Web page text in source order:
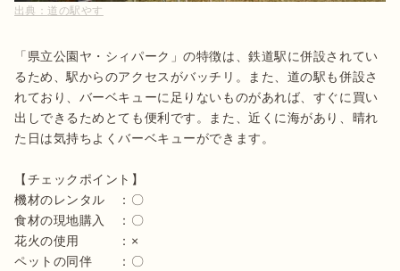
出典： 道の駅やす
「県立公園ヤ・シィパーク」の特徴は、鉄道駅に併設されてい
るため、駅からのアクセスがバッチリ。また、道の駅も併設さ
れており、バーベキューに足りないものがあれば、すぐに買い
出しできるためとても便利です。また、近くに海があり、晴れ
た日は気持ちよくバーベキューができます。
【チェックポイント】
機材のレンタル　：〇
食材の現地購入　：〇
花火の使用　　　：×
ペットの同伴　　：〇